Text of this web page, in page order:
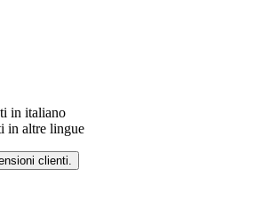
in italiano
in altre lingue
clienti.